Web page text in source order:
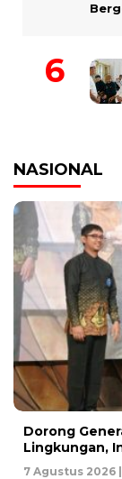
NASIONAL
Dorong
Lingkungan,
7 Agustus 2026